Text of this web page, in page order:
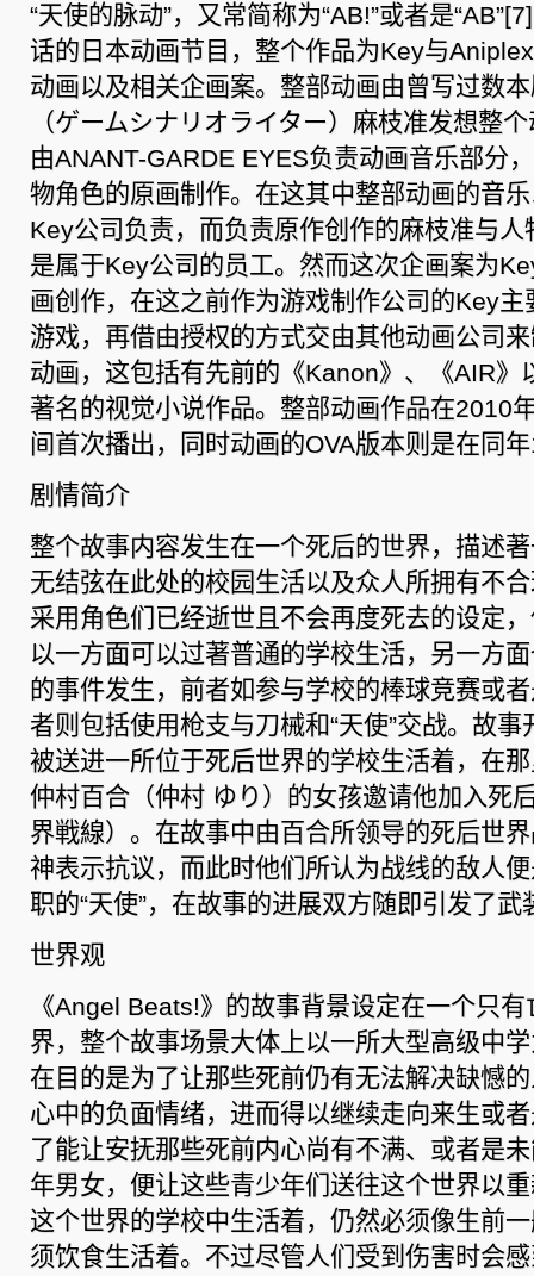
“天使的脉动”，又常简称为“AB!”或者是
话的日本动画节目，整个作品为Key与
动画以及相关企画案。整部动画由曾写过数
（ゲームシナリオライター）麻枝准发想整
由ANANT-GARDE EYES负责动画音乐部分
物角色的原画制作。在这其中整部动画的音
Key公司负责，而负责原作创作的麻枝准与
是属于Key公司的员工。然而这次企画案为
画创作，在这之前作为游戏制作公司的Key
游戏，再借由授权的方式交由其他动画公司
动画，这包括有先前的《Kanon》、《AIR》
著名的视觉小说作品。整部动画作品在2010
间首次播出，同时动画的OVA版本则是在同
剧情简介
整个故事内容发生在一个死后的世界，描述
无结弦在此处的校园生活以及众人所拥有不
采用角色们已经逝世且不会再度死去的设定
以一方面可以过著普通的学校生活，另一方
的事件发生，前者如参与学校的棒球竞赛或
者则包括使用枪支与刀械和“天使”交战。故
被送进一所位于死后世界的学校生活着，在
仲村百合（仲村 ゆり）的女孩邀请他加入死
界戦線）。在故事中由百合所领导的死后世
神表示抗议，而此时他们所认为战线的敌人
职的“天使”，在故事的进展双方随即引发了武
世界观
《Angel Beats!》的故事背景设定在一个只
界，整个故事场景大体上以一所大型高级中
在目的是为了让那些死前仍有无法解决缺憾
心中的负面情绪，进而得以继续走向来生或
了能让安抚那些死前内心尚有不满、或者是
年男女，便让这些青少年们送往这个世界以
这个世界的学校中生活着，仍然必须像生前
须饮食生活着。不过尽管人们受到伤害时会